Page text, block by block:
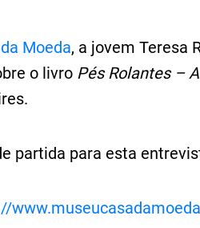
Moeda, a jovem Teresa
o livro Pés Rolantes –
partida para esta